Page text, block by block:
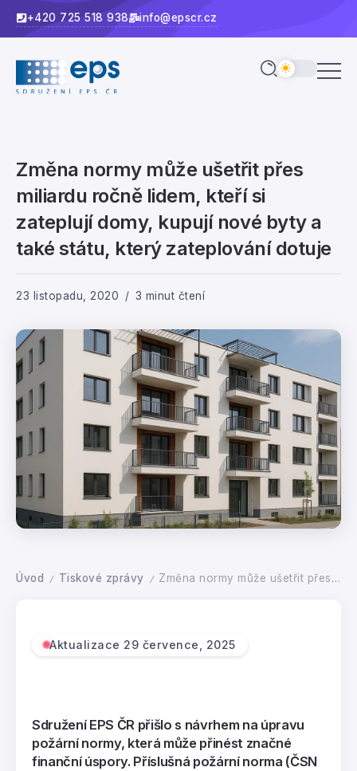
+420 725 518 938 info@epscr.cz
Změna normy může ušetřit přes
miliardu ročně lidem, kteří si
zateplují domy, kupují nové byty a
také státu, který zateplování dotuje
23 listopadu, 2020 3 minut čtení
Úvod / Tiskové zprávy / Změna normy může ušetřit přes miliardu ročně lidem, kteří si zateplují domy, kupují nové byty a také státu, který zateplování dotuje
Aktualizace 29 července, 2025
Sdružení EPS ČR přišlo s návrhem na úpravu
požární normy, která může přinést značné
finanční úspory. Příslušná požární norma (ČSN